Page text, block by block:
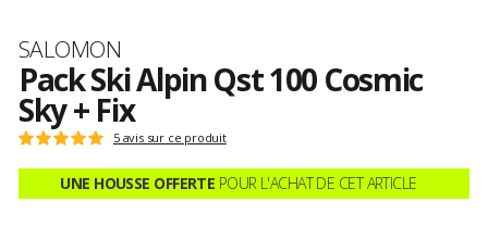
Marque
SALOMON
Pack Ski Alpin Qst 100 Cosmic
Sky + Fix
Les
clients
Note
:
sur
5 avis sur ce produit
UNE HOUSSE OFFERTE POUR L'ACHAT DE CET ARTICLE